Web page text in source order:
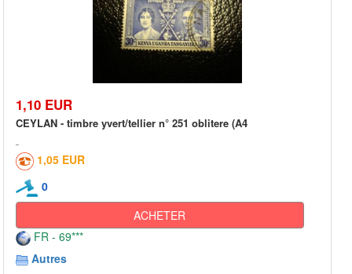
1,10 EUR
CEYLAN - timbre yvert/tellier n° 251 oblitere (A4
1,05 EUR
0
ACHETER
FR - 69***
Autres